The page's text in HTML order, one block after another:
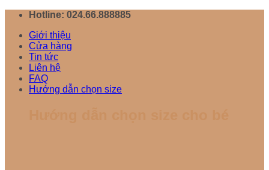
Chuyển
dung
Hotline: 024.66.888885
Giới thiệu
Cửa hàng
Tin tức
Liên hệ
FAQ
Hướng dẫn chọn size